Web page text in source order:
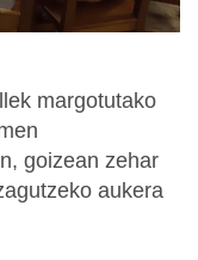
margotutako
goizean zehar
aukera